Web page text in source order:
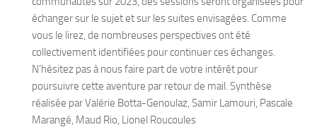
échanger sur le sujet et sur les suites envisagées. Comme
vous le lirez, de nombreuses perspectives ont été
collectivement identifiées pour continuer ces échanges.
N’hésitez pas à nous faire part de votre intérêt pour
poursuivre cette aventure par retour de mail. Synthèse
réalisée par Valérie Botta-Genoulaz, Samir Lamouri, Pascale
Marangé, Maud Rio, Lionel Roucoules